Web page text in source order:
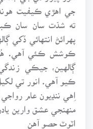
جي اهڙي ڪيفيت
ته شدّت سان سان
پهرائڻ انتهائي ڏکي
ڪوشش ڪئي آهي. هُنَ
ڳالهين، جيڪي
ڪيو آهي. انور تي
اِهي ننڍيون عام رواجي
منهنجي عشق وارين
اٽوٽ حصو آهن